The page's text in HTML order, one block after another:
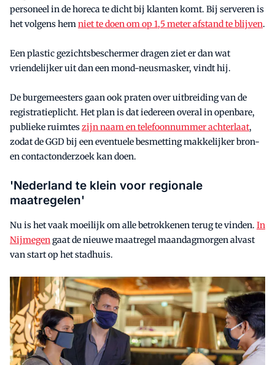
personeel in de horeca te dicht bij klanten komt. Bij serveren is
het volgens hemniet te doen om op 1,5 meter afstand te blijven.
Een plastic gezichtsbeschermer dragen ziet er dan wat
vriendelijker uit dan een mond-neusmasker, vindt hij.
De burgemeesters gaan ook praten over uitbreiding van de
registratieplicht. Het plan is dat iedereen overal in openbare,
publieke ruimteszijn naam en telefoonnummer achterlaat,
zodat de GGD bij een eventuele besmetting makkelijker bron-
en contactonderzoek kan doen.
'Nederland te klein voor regionale
maatregelen'
Nu is het vaak moeilijk om alle betrokkenen terug te vinden. In
Nijmegengaat de nieuwe maatregel maandagmorgen alvast
van start op het stadhuis.